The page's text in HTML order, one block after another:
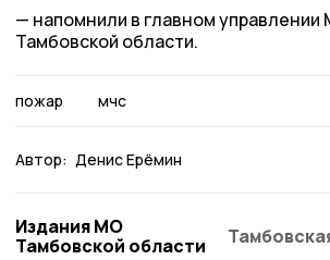
напомнили в главном
Тамбовской области.
пожар мчс
Автор: Денис Ерёмин
Издания МО
Тамбовской области